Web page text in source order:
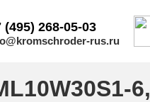
(495) 268-05-03
rus.ru
6,